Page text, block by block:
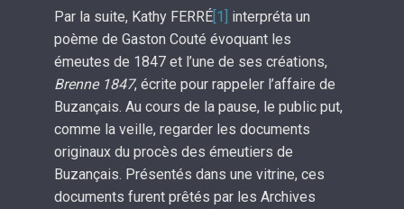
Par la suite, Kathy FERRÉ [1]
interpréta un
poème de Gaston Couté évoquant les
émeutes de 1847 et l’une de ses créations,
Brenne 1847, écrite pour rappeler l’affaire de
Buzançais. Au cours de la pause, le public put,
comme la veille, regarder les documents
originaux du procès des émeutiers de
Buzançais. Présentés dans une vitrine, ces
documents furent prêtés par les Archives